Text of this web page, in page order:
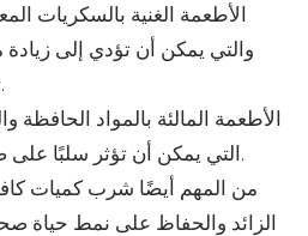
والتي يمكن أن تؤدي إلى
تساهم في تساقط الشعر.
التي يمكن أن تؤثر سلبًا على صحة فروة الرأس والشعر.
من المهم أيضًا شرب كميات
الزائد والحفاظ على نمط حياة